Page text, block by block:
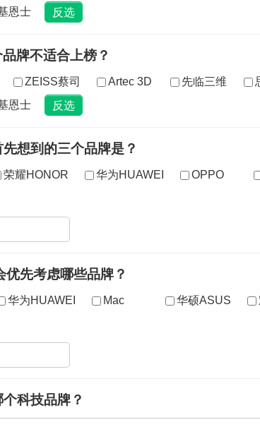
恩士
牌不适合上榜？
ZEISS蔡司 Artec 3D 先临三维
恩士
想到的三个品牌是？
荣耀HONOR 华为HUAWEI OPPO
先考虑哪些品牌？
华为HUAWEI Mac 华硕ASUS
科技品牌？